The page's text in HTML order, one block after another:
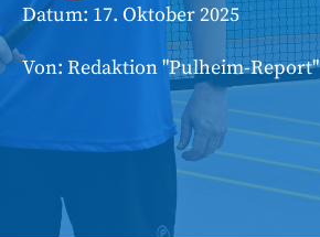
Datum: 17. Oktober 2025
Von: Redaktion "Pulheim-Report"